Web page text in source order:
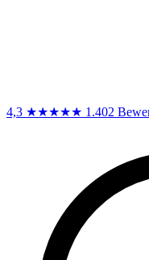
4,3 ★★★★★ 1.402